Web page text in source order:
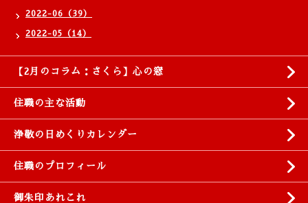
2022-06（39）
2022-05（14）
【2月のコラム：さくら】心の窓
住職の主な活動
浄敬の日めくりカレンダー
住職のプロフィール
御朱印あれこれ